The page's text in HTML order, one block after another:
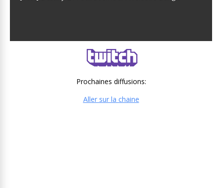
Prochaines diffusions:
Aller sur la chaine